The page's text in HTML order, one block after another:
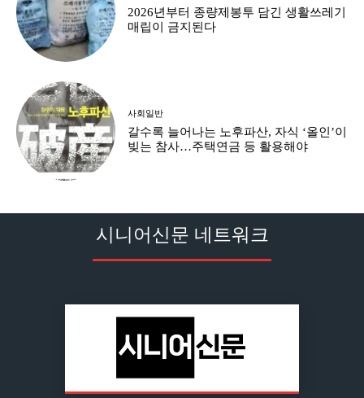
2026년부터 종량제봉투 담긴 생활쓰레기
매립이 금지된다
사회일반
갈수록 늘어나는 노후파산, 자식 ‘올인’이
빚는 참사…주택연금 등 활용해야
시니어신문 네트워크